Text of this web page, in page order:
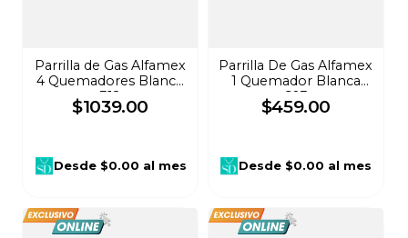
Parrilla de Gas Alfamex
4 Quemadores Blanco
312
$1039.00
Desde$0.00 al mes
Parrilla De Gas Alfamex
1 Quemador Blanca
603
$459.00
Desde $0.00 al mes